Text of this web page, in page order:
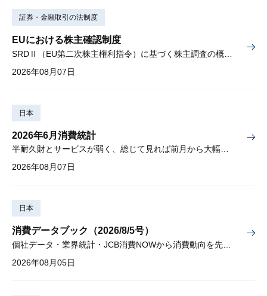
証券・金融取引の法制度
EUにおける株主確認制度
2026年08月07日
日本
2026年6月消費統計
半耐久財とサービスが弱く、総じて見れば前月から大幅に減少
2026年08月07日
日本
消費データブック（2026/8/5号）
2026年08月05日